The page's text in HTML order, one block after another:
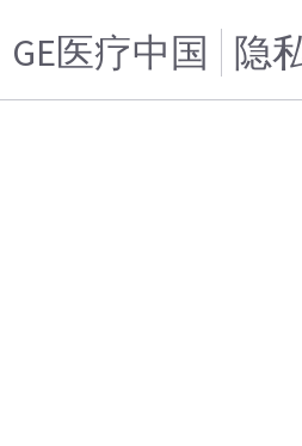
GE医疗中国 隐